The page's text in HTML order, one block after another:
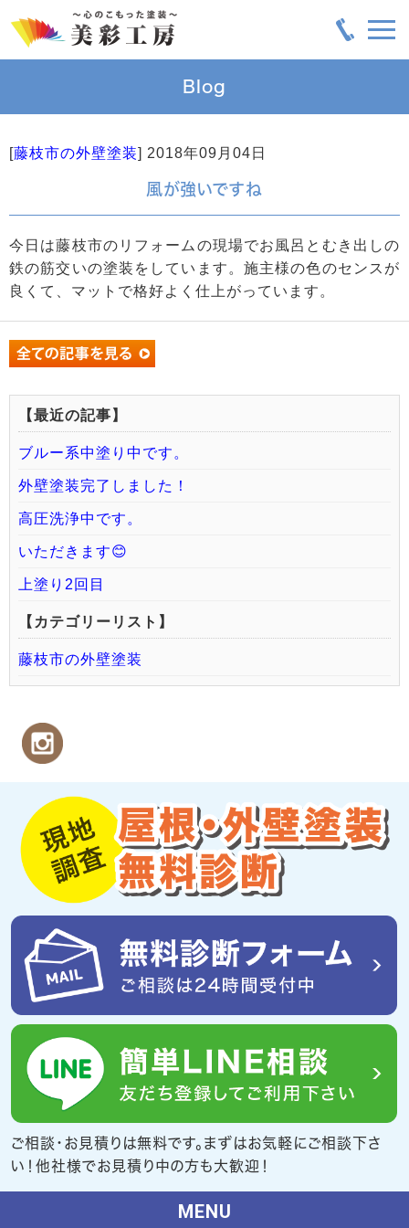
Blog
[藤枝市の外壁塗装] 2018年09月04日
風が強いですね
今日は藤枝市のリフォームの現場でお風呂とむき出しの
鉄の筋交いの塗装をしています。施主様の色のセンスが
良くて、マットで格好よく仕上がっています。
【最近の記事】
ブルー系中塗り中です。
外壁塗装完了しました！
高圧洗浄中です。
いただきます😊
上塗り2回目
【カテゴリーリスト】
藤枝市の外壁塗装
ご相談・お見積りは無料です。まずはお気軽にご相談下さ
い！他社様でお見積り中の方も大歓迎！
MENU